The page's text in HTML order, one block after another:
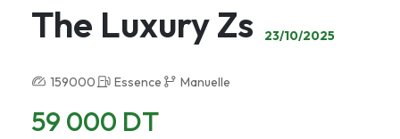
The Luxury Zs 23/10/2025
159000 Essence Manuelle
59 000 DT